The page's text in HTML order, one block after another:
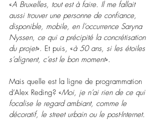
«A Bruxelles, tout est à faire. Il me fallait
aussi trouver une personne de confiance,
disponible, mobile, en l’occurrence Saryna
Nyssen, ce qui a précipité la concrétisation
du projet». Et puis, «à 50 ans, si les étoiles
s’alignent, c’est le bon moment».
Mais quelle est la ligne de programmation
d’Alex Reding? «Moi, je n’ai rien de ce qui
focalise le regard ambiant, comme le
décoratif, le street urbain ou le post-Internet.